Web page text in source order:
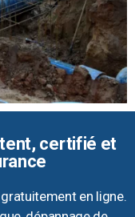
certifié et
en ligne.